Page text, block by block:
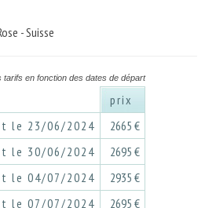
- Suisse
tarifs en fonction des dates de départ
prix
le 23/06/2024
2665 €
le 30/06/2024
2695 €
le 04/07/2024
2935 €
le 07/07/2024
2695 €